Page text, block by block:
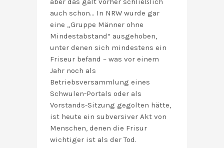
auch schon… In NRW wurde gar
eine „Gruppe Männer ohne
Mindestabstand“ ausgehoben,
unter denen sich mindestens ein
Friseur befand – was vor einem
Jahr noch als
Betriebsversammlung eines
Schwulen-Portals oder als
Vorstands-Sitzung gegolten hätte,
ist heute ein subversiver Akt von
Menschen, denen die Frisur
wichtiger ist als der Tod.